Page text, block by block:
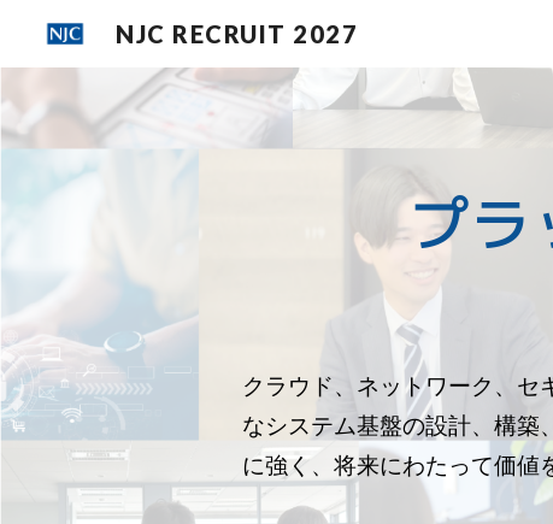
NJC RECRUIT 2027
プラ
クラウド、ネットワーク、
なシステム基盤の設計、構築
に強く、将来にわたって価値